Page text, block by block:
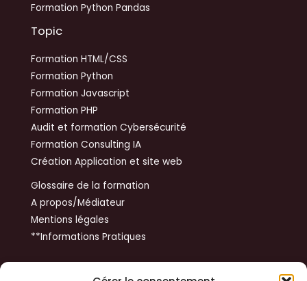
Formation Python Pandas
Topic
Formation HTML/CSS
Formation Python
Formation Javascript
Formation PHP
Audit et formation Cybersécurité
Formation Consulting IA
Création Application et site web
Glossaire de la formation
A propos/Médiateur
Mentions légales
**Informations Pratiques